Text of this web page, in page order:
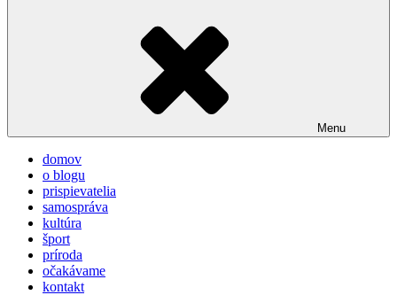
Menu
domov
o blogu
prispievatelia
samospráva
kultúra
šport
príroda
očakávame
kontakt